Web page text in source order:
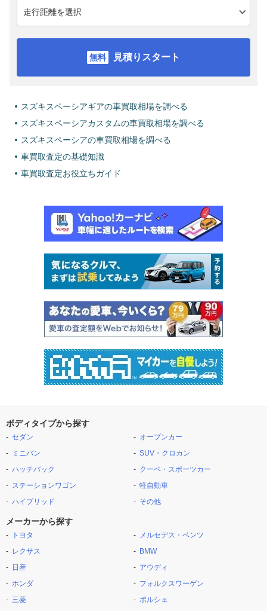
見積りスタート
スズキスペーシアギアの車買取相場を調べる
スズキスペーシアカスタムの車買取相場を調べる
スズキスペーシアの車買取相場を調べる
車買取査定の基礎知識
車買取査定お役立ちガイド
ボディタイプから探す
セダン
ミニバン
ハッチバック
ステーションワゴン
ハイブリッド
オープンカー
SUV・クロカン
クーペ・スポーツカー
軽自動車
その他
メーカーから探す
トヨタ
レクサス
日産
ホンダ
三菱
メルセデス・ベンツ
BMW
アウディ
フォルクスワーゲン
ポルシェ